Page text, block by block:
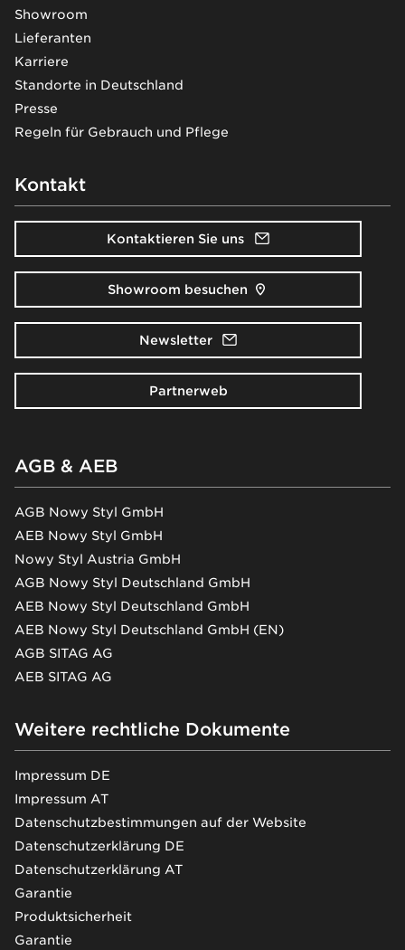
Showroom
Lieferanten
Karriere
Standorte in Deutschland
Presse
Regeln für Gebrauch und Pflege
Kontakt
Kontaktieren Sie uns
Showroom besuchen
Newsletter
Partnerweb
AGB & AEB
AGB Nowy Styl GmbH
AEB Nowy Styl GmbH
Nowy Styl Austria GmbH
AGB Nowy Styl Deutschland GmbH
AEB Nowy Styl Deutschland GmbH
AEB Nowy Styl Deutschland GmbH (EN)
AGB SITAG AG
AEB SITAG AG
Weitere rechtliche Dokumente
Impressum DE
Impressum AT
Datenschutzbestimmungen auf der Website
Datenschutzerklärung DE
Datenschutzerklärung AT
Garantie
Produktsicherheit
Garantie